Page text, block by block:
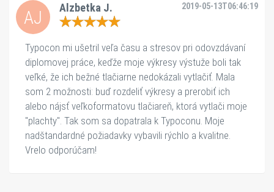
AJ Alzbetka J. 2019-05-13T06:46:19
Typocon mi ušetril veľa času a stresov pri odovzdávaní
diplomovej práce, keďže moje výkresy výstuže boli tak
veľké, že ich bežné tlačiarne nedokázali vytlačiť. Mala
som 2 možnosti: buď rozdeliť výkresy a prerobiť ich
alebo nájsť veľkoformatovu tlačiareň, ktorá vytlači moje
"plachty". Tak som sa dopatrala k Typoconu. Moje
nadštandardné požiadavky vybavili rýchlo a kvalitne.
Vrelo odporúčam!